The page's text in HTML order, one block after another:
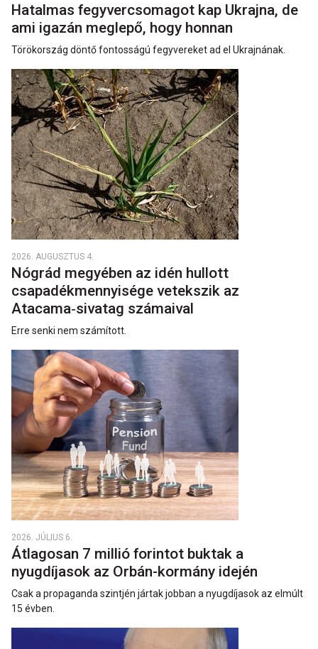
Hatalmas fegyvercsomagot kap Ukrajna, de
ami igazán meglepő, hogy honnan
Törökország döntő fontosságú fegyvereket ad el Ukrajnának.
2026. AUGUSZTUS 4.
Nógrád megyében az idén hullott
csapadékmennyisége vetekszik az
Atacama‑sivatag számaival
Erre senki nem számított.
2026. JÚLIUS 6.
Átlagosan 7 millió forintot buktak a
nyugdíjasok az Orbán-kormány idején
Csak a propaganda szintjén jártak jobban a nyugdíjasok az elmúlt
15 évben.